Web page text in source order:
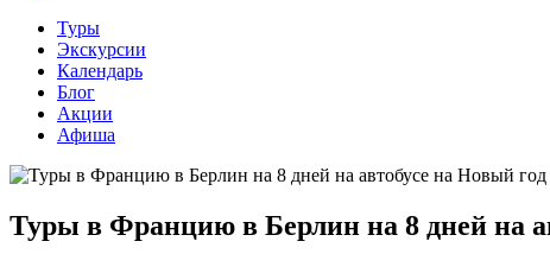
Туры
Экскурсии
Календарь
Блог
Акции
Афиша
Туры в Францию в Берлин на 8 дней на